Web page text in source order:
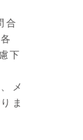
合
下
メ
ま